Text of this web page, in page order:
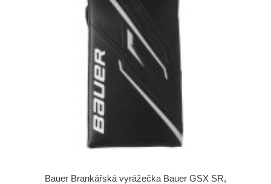
Bauer Brankářská vyrážečka Bauer GSX SR,